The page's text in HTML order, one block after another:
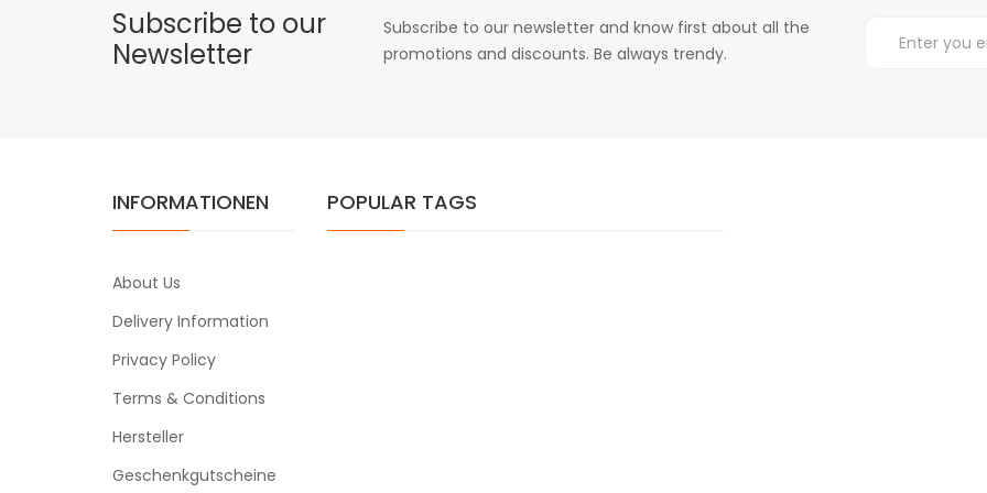
Subscribe to our
Newsletter
Subscribe to our newsletter and know first about all the
promotions and discounts. Be always trendy.
INFORMATIONEN
About Us
Delivery Information
Privacy Policy
Terms & Conditions
Hersteller
Geschenkgutscheine
POPULAR TAGS